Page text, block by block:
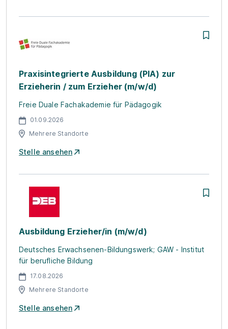
Praxisintegrierte Ausbildung (PIA) zur
Erzieherin / zum Erzieher (m/w/d)
Freie Duale Fachakademie für Pädagogik
01.09.2026
Mehrere Standorte
Stelle ansehen
Ausbildung Erzieher/in (m/w/d)
Deutsches Erwachsenen-Bildungswerk; GAW - Institut
für berufliche Bildung
17.08.2026
Mehrere Standorte
Stelle ansehen